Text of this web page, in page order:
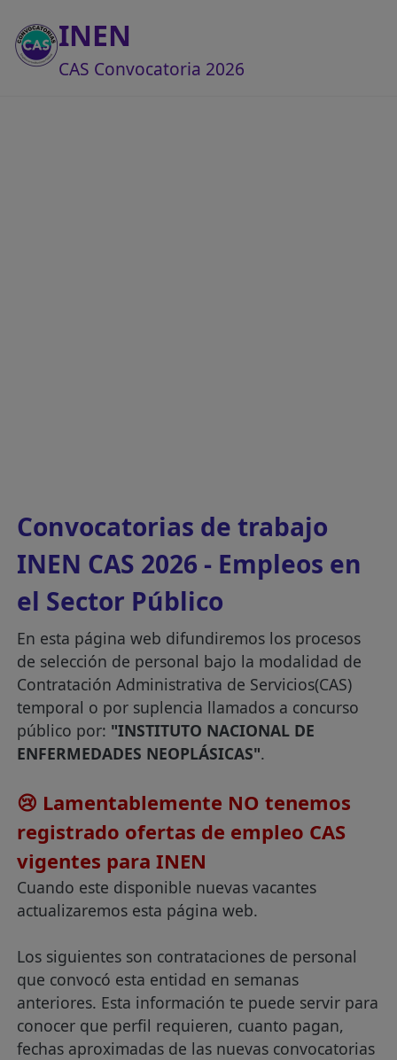
INEN
CAS Convocatoria 2026
Convocatorias de trabajo
INEN CAS 2026 - Empleos en
el Sector Público
En esta página web difundiremos los procesos
de selección de personal bajo la modalidad de
Contratación Administrativa de Servicios(CAS)
temporal o por suplencia llamados a concurso
público por: "INSTITUTO NACIONAL DE
ENFERMEDADES NEOPLÁSICAS".
😢 Lamentablemente NO tenemos
registrado ofertas de empleo CAS
vigentes para INEN
Cuando este disponible nuevas vacantes
actualizaremos esta página web.
Los siguientes son contrataciones de personal
que convocó esta entidad en semanas
anteriores. Esta información te puede servir para
conocer que perfil requieren, cuanto pagan,
fechas aproximadas de las nuevas convocatorias